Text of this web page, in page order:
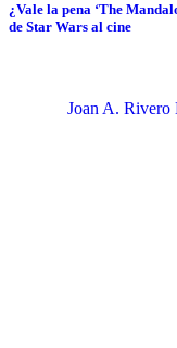
¿Vale la pena ‘The
de Star Wars al cine
Joan A. Rivero